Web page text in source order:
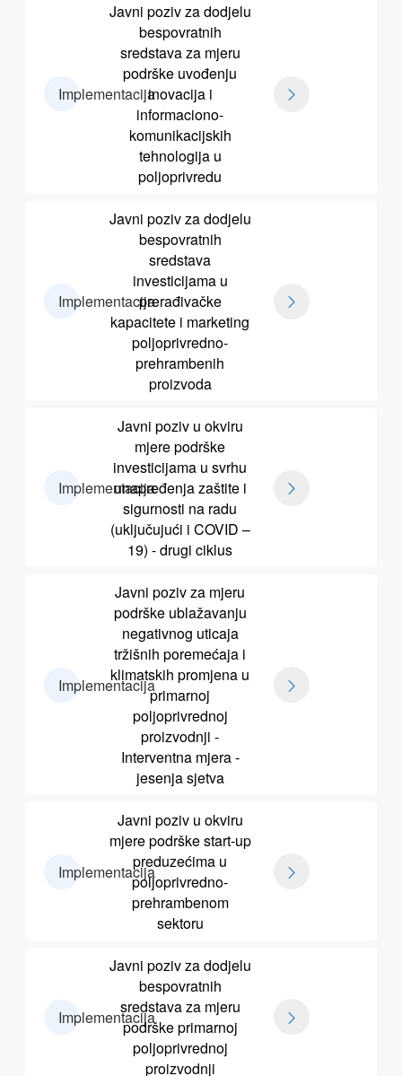
Implementacija
Javni poziv za dodjelu
bespovratnih
sredstava za mjeru
podrške uvođenju
inovacija i
informaciono-
komunikacijskih
tehnologija u
poljoprivredu
Implementacija
Javni poziv za dodjelu
bespovratnih
sredstava
investicijama u
prerađivačke
kapacitete i marketing
poljoprivredno-
prehrambenih
proizvoda
Implementacija
Javni poziv u okviru
mjere podrške
investicijama u svrhu
unapređenja zaštite i
sigurnosti na radu
(uključujući i COVID –
19) - drugi ciklus
Implementacija
Javni poziv za mjeru
podrške ublažavanju
negativnog uticaja
tržišnih poremećaja i
klimatskih promjena u
primarnoj
poljoprivrednoj
proizvodnji -
Interventna mjera -
jesenja sjetva
Implementacija
Javni poziv u okviru
mjere podrške start-up
preduzećima u
poljoprivredno-
prehrambenom
sektoru
Implementacija
Javni poziv za dodjelu
bespovratnih
sredstava za mjeru
podrške primarnoj
poljoprivrednoj
proizvodnji